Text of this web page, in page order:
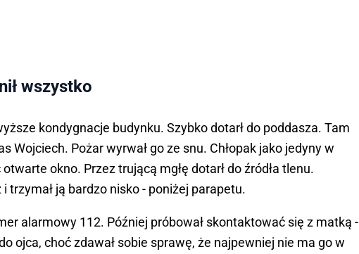
wszystko
kondygnacje budynku. Szybko dotarł do poddasza. Tam
Wojciech. Pożar wyrwał go ze snu. Chłopak jako jedyny w
okno. Przez trującą mgłę dotarł do źródła tlenu.
trzymał ją bardzo nisko - poniżej parapetu.
alarmowy 112. Później próbował skontaktować się z matką -
ojca, choć zdawał sobie sprawę, że najpewniej nie ma go w